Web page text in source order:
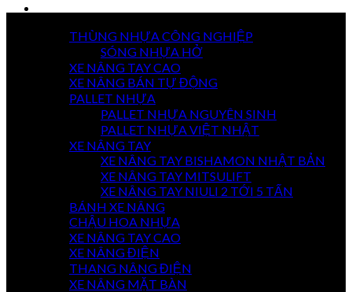
7 NGÀY
TOÀN QUỐC
THANH TOÁN
KHI NHẬN HÀNG
TỐT NHẤT
THÙNG NHỰA CÔNG NGHIỆP
SÓNG NHỰA HỞ
XE NÂNG TAY CAO
XE NÂNG BÁN TỰ ĐỘNG
PALLET NHỰA
PALLET NHỰA NGUYÊN SINH
PALLET NHỰA VIỆT NHẬT
XE NÂNG TAY
XE NÂNG TAY BISHAMON NHẬT BẢN
XE NÂNG TAY MITSULIFT
XE NÂNG TAY NIULI 2 TỚI 5 TẤN
BÁNH XE NÂNG
CHẬU HOA NHỰA
XE NÂNG TAY CAO
XE NÂNG ĐIỆN
THANG NÂNG ĐIỆN
XE NÂNG MẶT BÀN